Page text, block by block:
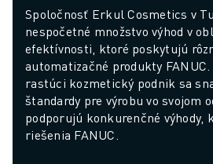
Spoločnosť Erkul Cosmetics v
nespočetné množstvo výhod v
efektívnosti, ktoré poskytujú
automatizačné produkty
rastúci kozmetický podnik sa
štandardy pre výrobu vo svojom
podporujú konkurenčné výhody,
riešenia FANUC.